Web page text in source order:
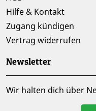
Hilfe & Kontakt
Zugang kündigen
Vertrag widerrufen
Newsletter
Wir halten dich über